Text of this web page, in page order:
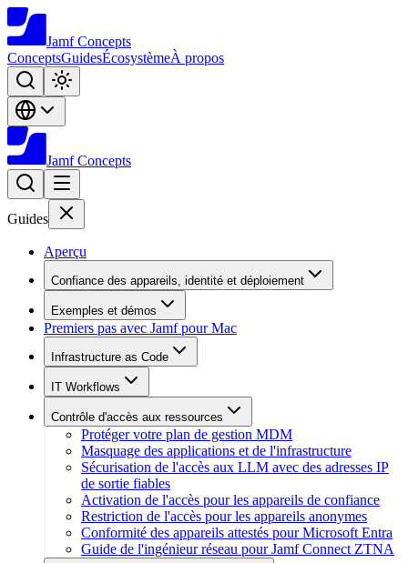
Jamf Concepts
ConceptsGuidesÉcosystèmeÀ propos
Jamf Concepts
Guides
Aperçu
Confiance des appareils, identité et déploiement
Exemples et démos
Premiers pas avec Jamf pour Mac
Infrastructure as Code
IT Workflows
Contrôle d'accès aux ressources
Protéger votre plan de gestion MDM
Masquage des applications et de l'infrastructure
Sécurisation de l'accès aux LLM avec des adresses IP
de sortie fiables
Activation de l'accès pour les appareils de confiance
Restriction de l'accès pour les appareils anonymes
Conformité des appareils attestés pour Microsoft Entra
Guide de l'ingénieur réseau pour Jamf Connect ZTNA